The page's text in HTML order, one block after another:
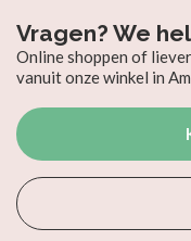
Vragen? We
Online shoppen of
vanuit onze winkel in